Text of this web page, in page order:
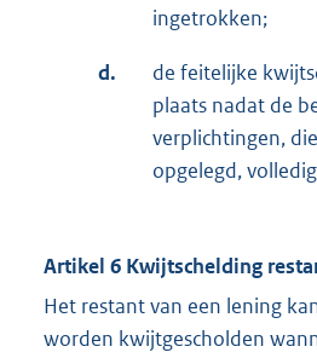
ingetrokken;
d.
de feitelijke
plaats nadat de
verplichtingen,
opgelegd,
Artikel 6 Kwijtschelding
Het restant van een lening
worden kwijtgescholden